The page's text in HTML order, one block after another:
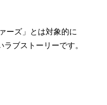
ーズ」とは対象的に
ブストーリーです。